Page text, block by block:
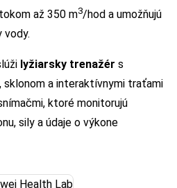
až 350 m3/hod a umožňujú
vody.
lyžiarsky trenažér s
a interaktívnymi traťami
ktoré monitorujú
sily a údaje o výkone